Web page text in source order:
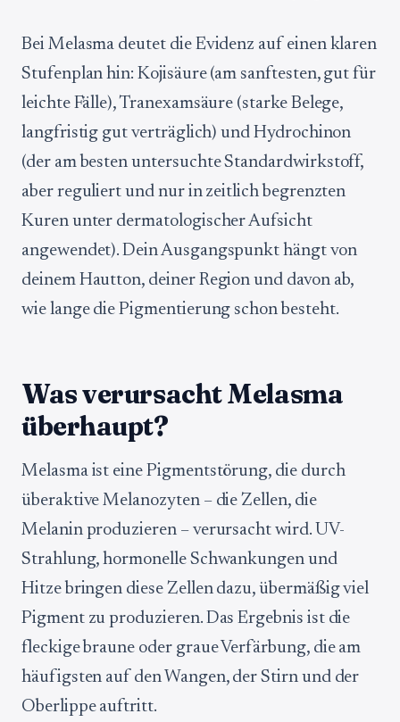
Bei Melasma deutet die Evidenz auf einen klaren
Stufenplan hin: Kojisäure (am sanftesten, gut für
leichte Fälle), Tranexamsäure (starke Belege,
langfristig gut verträglich) und Hydrochinon
(der am besten untersuchte Standardwirkstoff,
aber reguliert und nur in zeitlich begrenzten
Kuren unter dermatologischer Aufsicht
angewendet). Dein Ausgangspunkt hängt von
deinem Hautton, deiner Region und davon ab,
wie lange die Pigmentierung schon besteht.
Was verursacht Melasma
überhaupt?
Melasma ist eine Pigmentstörung, die durch
überaktive Melanozyten – die Zellen, die
Melanin produzieren – verursacht wird. UV-
Strahlung, hormonelle Schwankungen und
Hitze bringen diese Zellen dazu, übermäßig viel
Pigment zu produzieren. Das Ergebnis ist die
fleckige braune oder graue Verfärbung, die am
häufigsten auf den Wangen, der Stirn und der
Oberlippe auftritt.